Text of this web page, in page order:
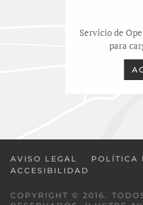
Servicio de
para
AVISO LEGAL
POLÍTICA
ACCESIBILIDAD
COPYRIGHT © 2016.